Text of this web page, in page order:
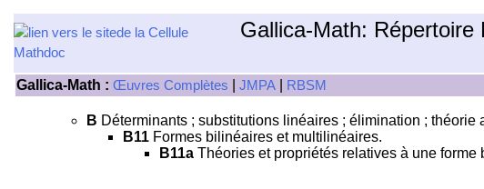
Gallica-Math: Répertoire
Gallica-Math : Œuvres Complètes JMPA RBSM
B Déterminants ; substitutions linéaires ; élimination ;
B11 Formes bilinéaires et multilinéaires.
B11a Théories et propriétés relatives à une